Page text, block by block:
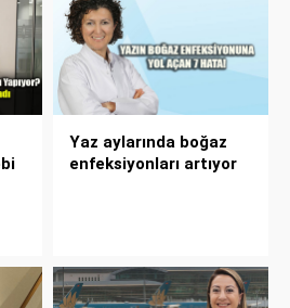
Yaz aylarında boğaz
enfeksiyonları artıyor